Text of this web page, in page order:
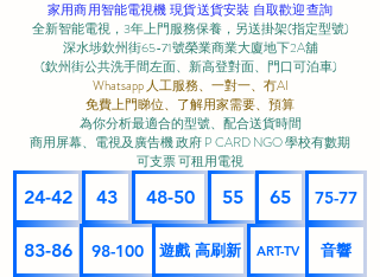
家用商用智能電視機 現貨送貨安裝 自取歡迎查詢
全新智能電視，3年上門服務保養，另送掛架(指定型號)
深水埗欽州街65-71號榮業商業大廈地下2A舖
(欽州街公共洗手間左面、新高登對面、門口可泊車) ​
Whatsapp 人工服務、一對一、冇AI
免費上門睇位、了解用家需要、預算
為你分析最適合的型號、配合送貨時間
商用屏幕、電視及廣告機 政府 P CARD NGO 學校有數期
可支票 可租用電視
24-42 43 48-50 55 65 75-77
83-86 98-100 遊戲 高刷新 ART-TV 音響